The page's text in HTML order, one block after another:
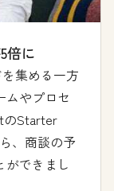
倍に
集める一方
ムやプロセ
のStarter
、商談の予
ができまし